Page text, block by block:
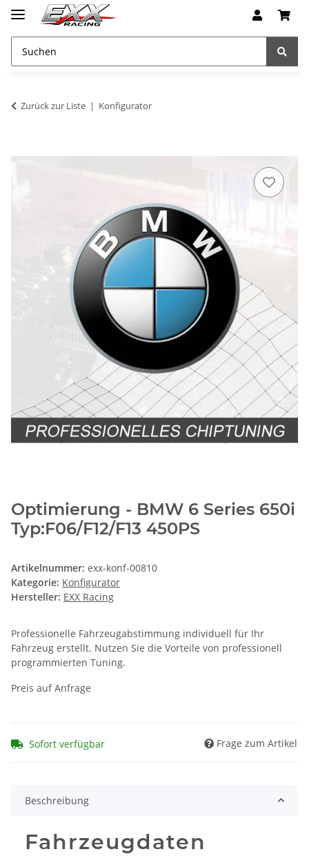
Zurück zur Liste Konfigurator
Optimierung - BMW 6 Series 650i
Typ:F06/F12/F13 450PS
Artikelnummer: exx-konf-00810
Kategorie: Konfigurator
Hersteller: EXX Racing
Professionelle Fahrzeugabstimmung individuell für Ihr
Fahrzeug erstellt. Nutzen Sie die Vorteile von professionell
programmierten Tuning.
Preis auf Anfrage
Sofort verfügbar Frage zum Artikel
Beschreibung
Fahrzeugdaten